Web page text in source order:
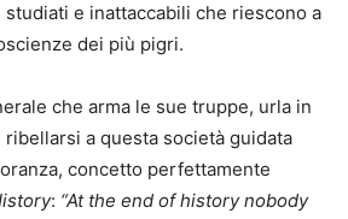
e inattaccabili che riescono a
dei più pigri.
che arma le sue truppe, urla in
a questa società guidata
concetto perfettamente
: “At the end of history nobody